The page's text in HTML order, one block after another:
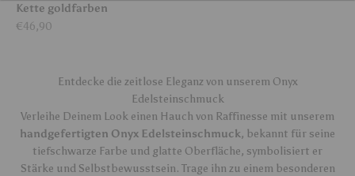
Kette goldfarben
Angebot
€46,90
Entdecke die zeitlose Eleganz von unserem Onyx
Edelsteinschmuck
Verleihe Deinem Look einen Hauch von Raffinesse mit unserem
handgefertigten Onyx Edelsteinschmuck, bekannt für seine
tiefschwarze Farbe und glatte Oberfläche, symbolisiert er
Stärke und Selbstbewusstsein. Trage ihn zu einem besonderen